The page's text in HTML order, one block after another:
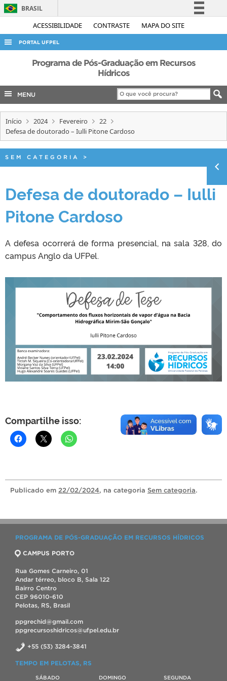
ACESSIBILIDADE CONTRASTE MAPA DO SITE
BRASIL
Simplifique!
Acesso à informação
Legislação
Canais
PORTAL UFPEL
ACESSO À INFORMAÇÃO
COBALTO
CONCURSOS
EDITAIS
TELEFONES
Programa de Pós-Graduação em Recursos
Hídricos
MENU
Início 2024 Fevereiro
22
Defesa de doutorado – Iulli Pitone Cardoso
SEM CATEGORIA >
Defesa de doutorado – Iulli
Pitone Cardoso
A defesa ocorrerá de forma presencial, na sala 328, do
campus Anglo da UFPel.
Compartilhe isso:
Publicado em 22/02/2024, na categoria Sem categoria.
PROGRAMA DE PÓS-GRADUAÇÃO EM RECURSOS HÍDRICOS
CAMPUS PORTO
Rua Gomes Carneiro, 01
Andar térreo, bloco B, Sala 122
Bairro Centro
CEP 96010-610
Pelotas, RS, Brasil
ppgrechid@gmail.com
ppgrecursoshidricos@ufpel.edu.br
+55 (53) 3284-3841
TEMPO EM PELOTAS, RS
SÁBADO DOMINGO SEGUNDA